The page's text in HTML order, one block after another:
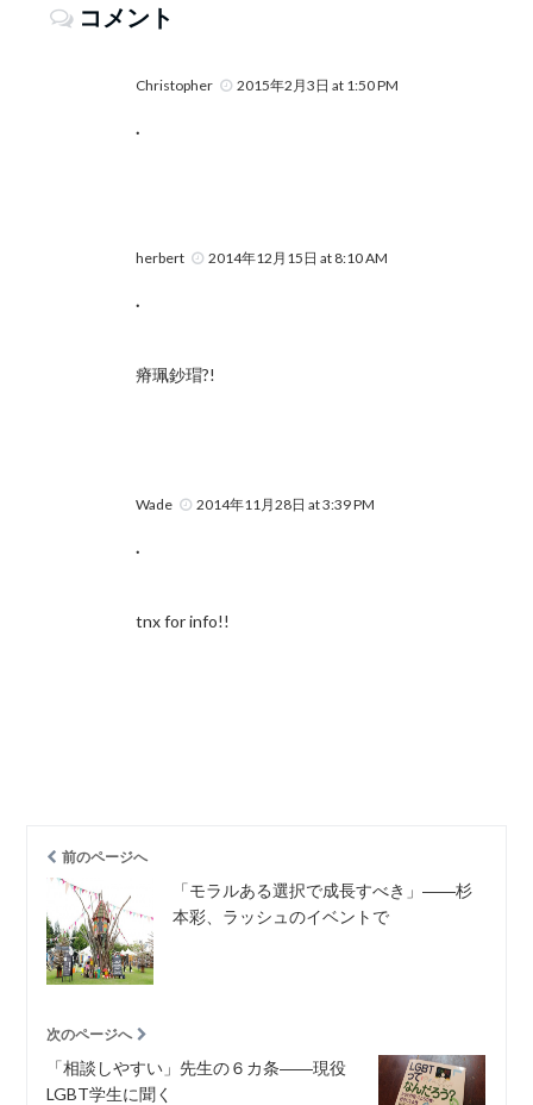
コメント
Christopher 2015年2月3日 at 1:50 PM
.
herbert 2014年12月15日 at 8:10 AM
.
瘠珮鈔瑁?!
Wade 2014年11月28日 at 3:39 PM
.
tnx for info!!
前のページへ
「モラルある選択で成長すべき」――杉
本彩、ラッシュのイベントで
次のページへ
「相談しやすい」先生の６カ条――現役
LGBT学生に聞く